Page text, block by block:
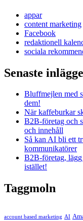
appar
content marketing
Facebook
redaktionell
sociala
Senaste
Bluffmejlen med
dem!
När kaffeburkar
B2B-företag och
och innehåll
Så kan AI bli ett
kommunikatörer
B2B-företag,
istället!
Taggmoln
account based marketing AI